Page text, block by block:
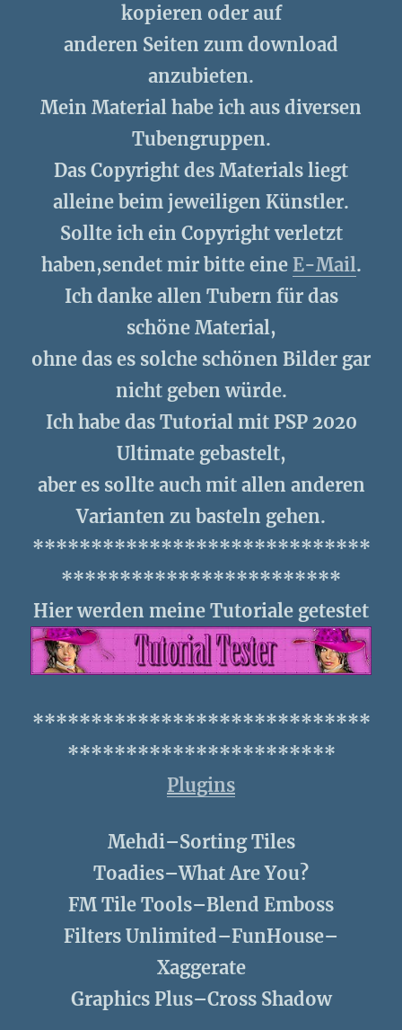
kopieren oder auf
anderen Seiten zum download
anzubieten.
Mein Material habe ich aus diversen
Tubengruppen.
Das Copyright des Materials liegt
alleine beim jeweiligen Künstler.
Sollte ich ein Copyright verletzt
haben,sendet mir bitte eine E-Mail.
Ich danke allen Tubern für das
schöne Material,
ohne das es solche schönen Bilder gar
nicht geben würde.
Ich habe das Tutorial mit PSP 2020
Ultimate gebastelt,
aber es sollte auch mit allen anderen
Varianten zu basteln gehen.
*****************************
************************
Hier werden meine Tutoriale getestet
*****************************
***********************
Plugins
Mehdi–Sorting Tiles
Toadies–What Are You?
FM Tile Tools–Blend Emboss
Filters Unlimited–FunHouse–
Xaggerate
Graphics Plus–Cross Shadow